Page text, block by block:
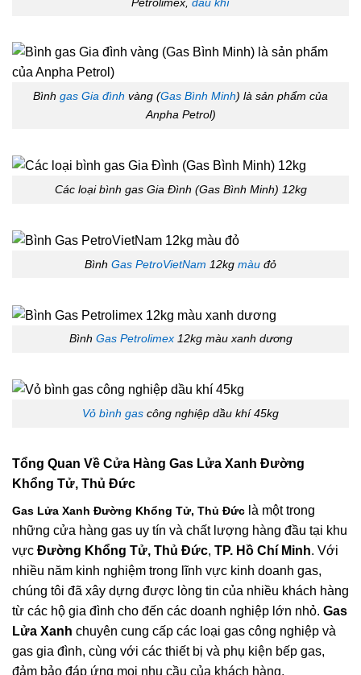
Bình gas Gia đình vàng (Gas Bình Minh) là sản phẩm của
Anpha Petrol)
Các loại bình gas Gia Đình (Gas Bình Minh) 12kg
Bình Gas PetroVietNam 12kg màu đỏ
Bình Gas Petrolimex12kg màu xanh dương
Vỏ bình gas công nghiệp dầu khí 45kg
Tổng Quan Về Cửa Hàng Gas Lửa Xanh Đường
Khổng Tử, Thủ Đức
Gas Lửa Xanh Đường Khổng Tử, Thủ Đức là một trong
những cửa hàng gas uy tín và chất lượng hàng đầu tại khu
vực Đường Khổng Tử, Thủ Đức, TP. Hồ Chí Minh. Với
nhiều năm kinh nghiệm trong lĩnh vực kinh doanh gas,
chúng tôi đã xây dựng được lòng tin của nhiều khách hàng
từ các hộ gia đình cho đến các doanh nghiệp lớn nhỏ. Gas
Lửa Xanh chuyên cung cấp các loại gas công nghiệp và
gas gia đình, cùng với các thiết bị và phụ kiện bếp gas,
đảm bảo đáp ứng mọi nhu cầu của khách hàng.